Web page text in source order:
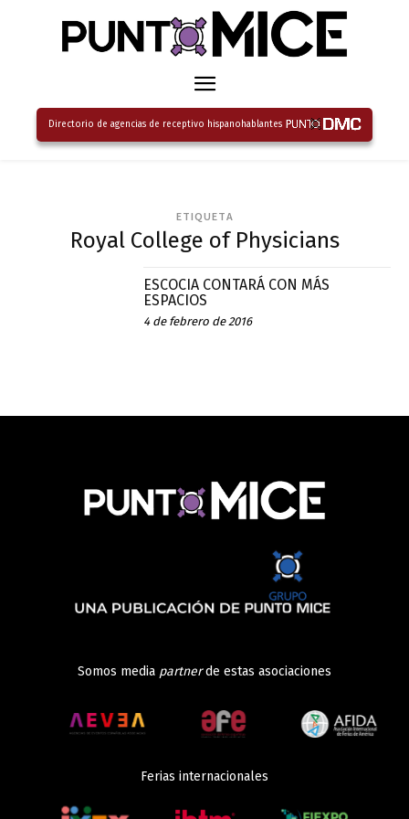
Directorio de agencias de receptivo hispanohablantes
ETIQUETA
Royal College of Physicians
ESCOCIA CONTARÁ CON MÁS
ESPACIOS
4 de febrero de 2016
Somos media partnerde estas asociaciones
Ferias internacionales